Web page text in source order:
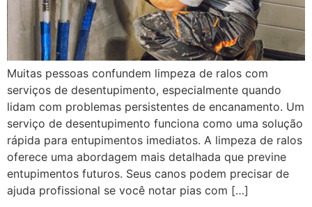
Muitas pessoas confundem limpeza de ralos com
serviços de desentupimento, especialmente quando
lidam com problemas persistentes de encanamento. Um
serviço de desentupimento funciona como uma solução
rápida para entupimentos imediatos. A limpeza de ralos
oferece uma abordagem mais detalhada que previne
entupimentos futuros. Seus canos podem precisar de
ajuda profissional se você notar pias com […]